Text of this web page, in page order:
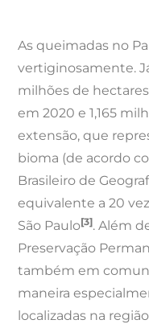
As queimadas no
vertiginosamente.
milhões de
em 2020 e 1,165
extensão, que
bioma (de acordo
Brasileiro de
equivalente a 20
São Paulo[3]. Além
Preservação
também em
maneira
localizadas na